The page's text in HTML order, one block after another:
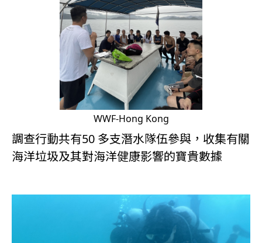
WWF-Hong Kong
調查行動共有50 多支潛水隊伍參與，收集有關
海洋垃圾及其對海洋健康影響的寶貴數據